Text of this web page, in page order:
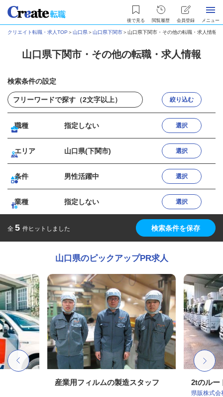
後で見る 閲覧履歴 会員登録 メニュー
クリエイト転職・求人TOP ＞山口県＞山口県下関市＞山口県下関市・その他の転職・求人情報
山口県下関市・その他の転職・求人情報
検索条件の設定
絞り込む
職種 指定しない 選択
エリア 山口県(下関市) 選択
条件 男性活躍中 選択
業種 指定しない 選択
全 5 件ヒットしました 検索条件を保存
山口県のピックアップPR求人
産業用フィルムの製造スタッフ 2tのルー
県販株式会